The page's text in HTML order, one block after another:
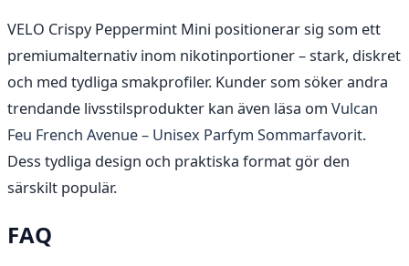
VELO Crispy Peppermint Mini positionerar sig som ett
premiumalternativ inom nikotinportioner – stark, diskret
och med tydliga smakprofiler. Kunder som söker andra
trendande livsstilsprodukter kan även läsa om Vulcan
Feu French Avenue – Unisex Parfym Sommarfavorit.
Dess tydliga design och praktiska format gör den
särskilt populär.
FAQ